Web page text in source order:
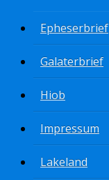
Epheserbrief
Galaterbrief
Hiob
Impressum
Lakeland